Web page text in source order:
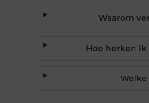
Waarom
Hoe herken